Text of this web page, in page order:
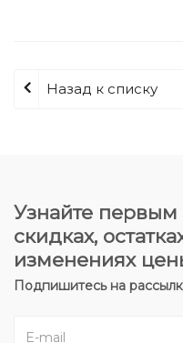
Назад к списку
Узнайте первым
скидках,
изменениях
Подпишитесь на